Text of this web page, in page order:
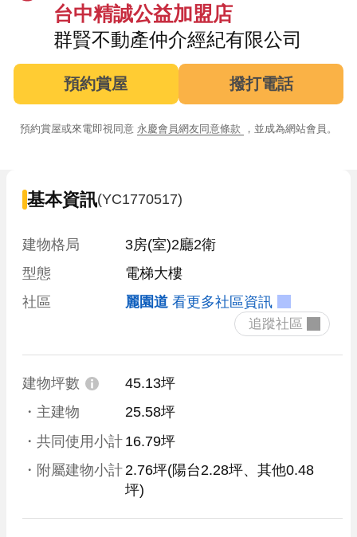
台中精誠公益加盟店
群賢不動產仲介經紀有限公司
預約賞屋 撥打電話
預約賞屋或來電即視同意 永慶會員網友同意條款 ，並成為網站會員。
基本資訊(YC1770517)
建物格局
3房(室)2廳2衛
型態
電梯大樓
社區
麗園道 看更多社區資訊
建物坪數
45.13坪
・主建物
25.58坪
・共同使用小計 16.79坪
・附屬建物小計 2.76坪(陽台2.28坪、其他0.48
坪)